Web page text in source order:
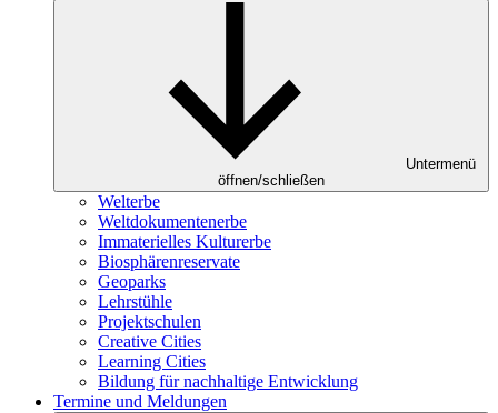
Untermenü
öffnen/schließen
Welterbe
Weltdokumentenerbe
Immaterielles Kulturerbe
Biosphärenreservate
Geoparks
Lehrstühle
Projektschulen
Creative Cities
Learning Cities
Bildung für nachhaltige Entwicklung
Termine und Meldungen